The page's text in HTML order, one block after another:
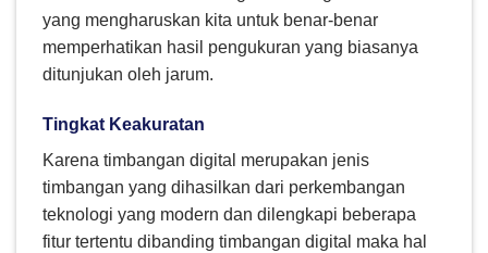
yang mengharuskan kita untuk benar-benar
memperhatikan hasil pengukuran yang biasanya
ditunjukan oleh jarum.
Tingkat Keakuratan
Karena timbangan digital merupakan jenis
timbangan yang dihasilkan dari perkembangan
teknologi yang modern dan dilengkapi beberapa
fitur tertentu dibanding timbangan digital maka hal